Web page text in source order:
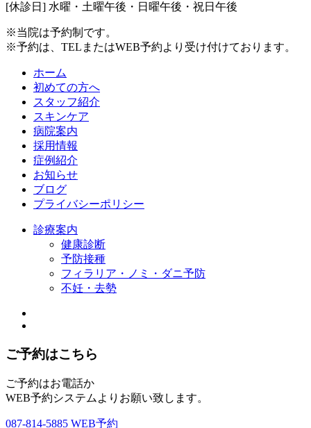
[休診日] 水曜・土曜午後・日曜午後・祝日午後
※当院は予約制です。
※予約は、TELまたはWEB予約より受け付けております。
ホーム
初めての方へ
スタッフ紹介
スキンケア
病院案内
採用情報
症例紹介
お知らせ
ブログ
プライバシーポリシー
診療案内
健康診断
予防接種
フィラリア・ノミ・ダニ予防
不妊・去勢
ご予約はこちら
ご予約はお電話か
WEB予約システムよりお願い致します。
087-814-5885 WEB予約